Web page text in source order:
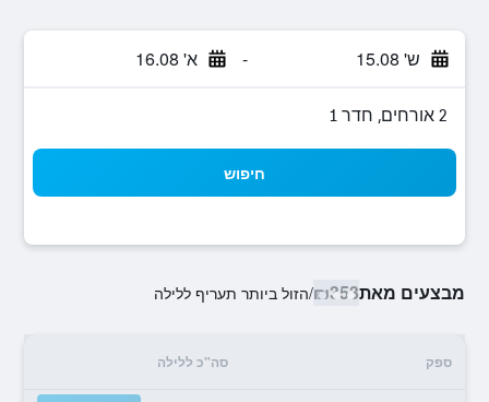
ש' 15.08 - א' 16.08
2 אורחים, חדר 1
חיפוש
מבצעים מאת₪353
/הזול ביותר תעריף ללילה
ספק סה"כ ללילה